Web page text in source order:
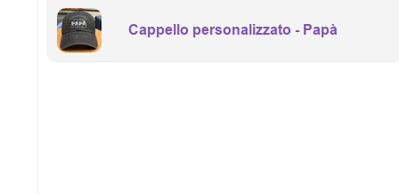
Cappello personalizzato - Papà